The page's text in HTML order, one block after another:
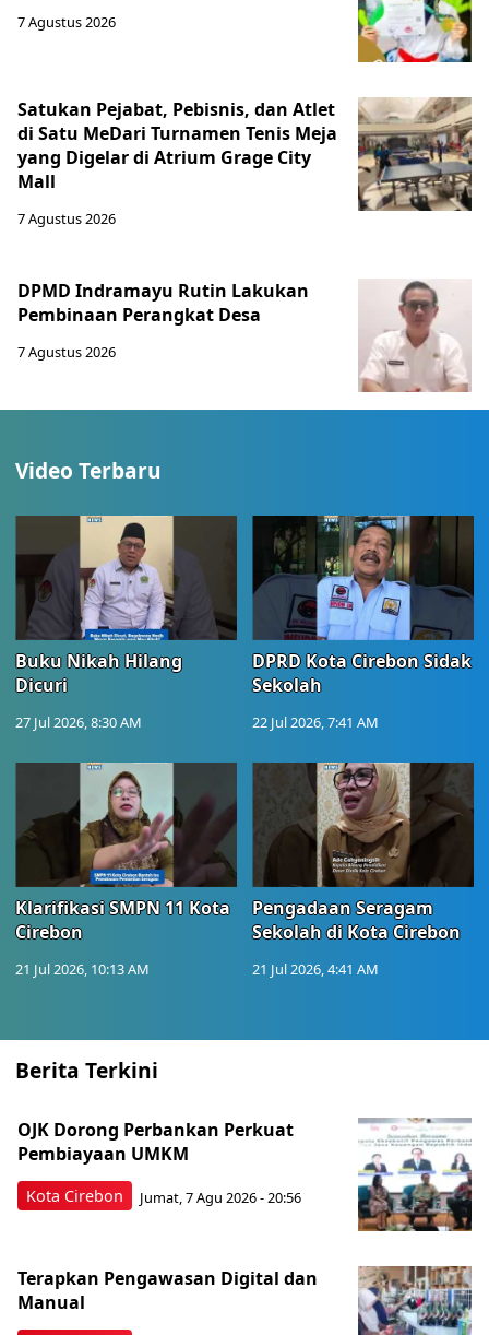
7 Agustus 2026
Satukan Pejabat, Pebisnis, dan Atlet
di Satu MeDari Turnamen Tenis Meja
yang Digelar di Atrium Grage City
Mall
7 Agustus 2026
DPMD Indramayu Rutin Lakukan
Pembinaan Perangkat Desa
7 Agustus 2026
Video Terbaru
Buku Nikah Hilang
Dicuri
27 Jul 2026, 8:30 AM
DPRD Kota Cirebon Sidak
Sekolah
22 Jul 2026, 7:41 AM
Klarifikasi SMPN 11 Kota
Cirebon
21 Jul 2026, 10:13 AM
Pengadaan Seragam
Sekolah di Kota Cirebon
21 Jul 2026, 4:41 AM
Berita Terkini
Kota Cirebon
OJK Dorong Perbankan Perkuat
Pembiayaan UMKM
Jumat, 7 Agu 2026 - 20:56
Terapkan Pengawasan Digital dan
Manual